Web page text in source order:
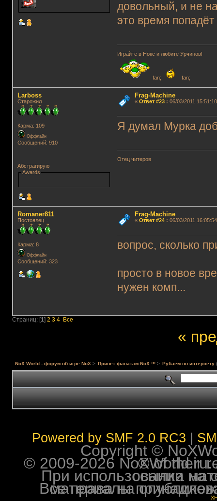
довольный, и не
это время
Играйте в Нокс и любите Урчинов!
fan; fan;
Lаrboss
Старожил
Карма: 109
Оффлайн
Сообщений: 910
Абстрагирую
Awards
Frag-Machine
« Ответ #23: 06/03/2011
Я думал Мурка
Отец читеров
Romaner811
Постоялец
Карма: 8
Оффлайн
Сообщений: 323
Frag-Machine
« Ответ #24: 06/03/2011
вопрос, сколько
просто в новое
нужен комп...
Страниц: [1] 2 3 4 Все
«
NoX World - форум об игре NoX> Привет фанатам NoX !!! > Рубаем по интернету
Powered by SMF 2.0 RC3
Copyright ©
© 2009-2026 NoXWorld.ru. All
При использовании
Все права на опубликованные на форуме